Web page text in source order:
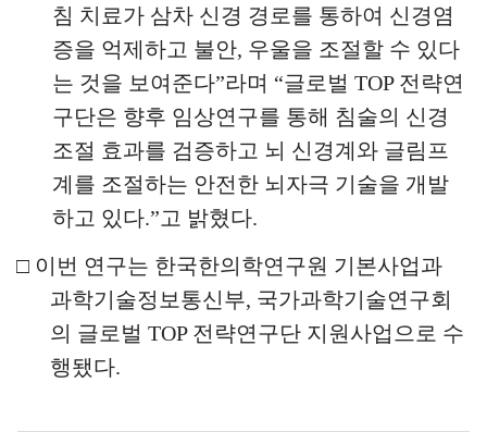
침 치료가 삼차 신경 경로를 통하여 신경염
증을 억제하고 불안, 우울을 조절할 수 있다
는 것을 보여준다”라며 “글로벌 TOP 전략연
구단은 향후 임상연구를 통해 침술의 신경
조절 효과를 검증하고 뇌 신경계와 글림프
계를 조절하는 안전한 뇌자극 기술을 개발
하고 있다.”고 밝혔다.
□ 이번 연구는 한국한의학연구원 기본사업과
과학기술정보통신부, 국가과학기술연구회
의 글로벌 TOP 전략연구단 지원사업으로 수
행됐다.